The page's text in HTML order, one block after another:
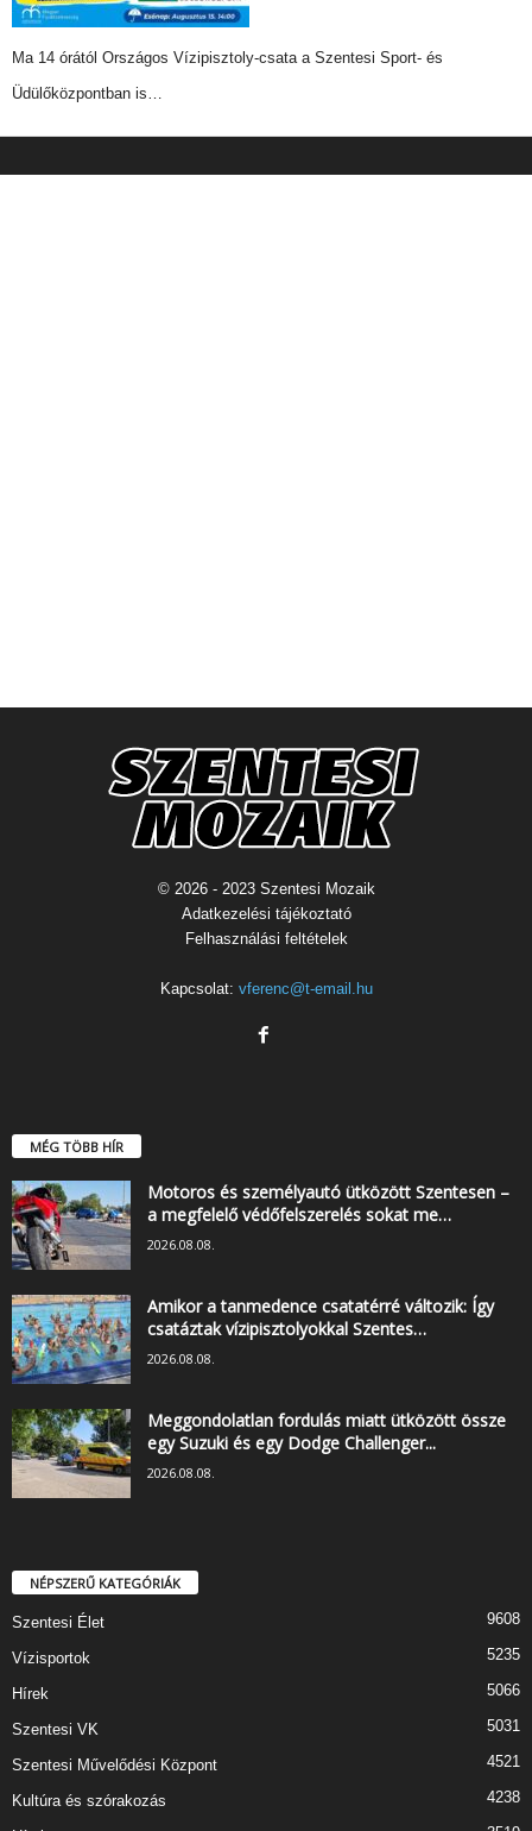
Ma 14 órától Országos Vízipisztoly-csata a Szentesi Sport- és
Üdülőközpontban is…
© 2026 - 2023 Szentesi Mozaik
Adatkezelési tájékoztató
Felhasználási feltételek
Kapcsolat: vferenc@t-email.hu
MÉG TÖBB HÍR
Motoros és személyautó ütközött Szentesen –
a megfelelő védőfelszerelés sokat me…
2026.08.08.
Amikor a tanmedence csatatérré változik: Így
csatáztak vízipisztolyokkal Szentes…
2026.08.08.
Meggondolatlan fordulás miatt ütközött össze
egy Suzuki és egy Dodge Challenger...
2026.08.08.
NÉPSZERŰ KATEGÓRIÁK
Szentesi Élet 9608
Vízisportok 5235
Hírek 5066
Szentesi VK 5031
Szentesi Művelődési Központ 4521
Kultúra és szórakozás 4238